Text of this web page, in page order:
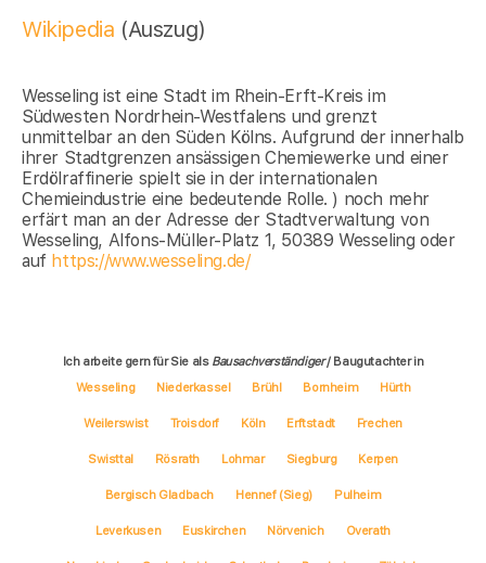
Wikipedia (Auszug)
Wesseling ist eine Stadt im Rhein-Erft-Kreis im
Südwesten Nordrhein-Westfalens und grenzt
unmittelbar an den Süden Kölns. Aufgrund der innerhalb
ihrer Stadtgrenzen ansässigen Chemiewerke und einer
Erdölraffinerie spielt sie in der internationalen
Chemieindustrie eine bedeutende Rolle. ) noch mehr
erfärt man an der Adresse der Stadtverwaltung von
Wesseling, Alfons-Müller-Platz 1, 50389 Wesseling oder
auf https://www.wesseling.de/
Ich arbeite gern für Sie als Bausachverständiger/ Baugutachter in
Wesseling
Niederkassel Brühl Bornheim Hürth
Weilerswist Troisdorf Köln Erftstadt Frechen
Swisttal Rösrath Lohmar Siegburg Kerpen
Bergisch Gladbach Hennef (Sieg) Pulheim
Leverkusen Euskirchen Nörvenich Overath